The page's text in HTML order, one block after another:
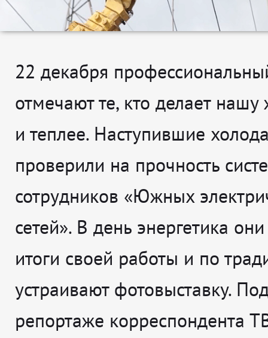
22 декабря
отмечают те, кто делает нашу
и теплее. Наступившие
проверили на прочность
сотрудников «Южных
сетей». В день энергетика
итоги своей работы и по
устраивают фотовыставку.
репортаже корреспондента